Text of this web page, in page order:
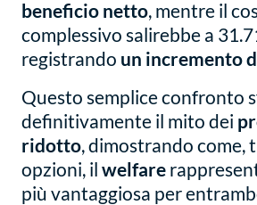
beneficio netto, mentre il
complessivo salirebbe a
registrando un incremento
Questo semplice confronto
definitivamente il mito dei
ridotto, dimostrando come,
opzioni, il welfare
più vantaggiosa per